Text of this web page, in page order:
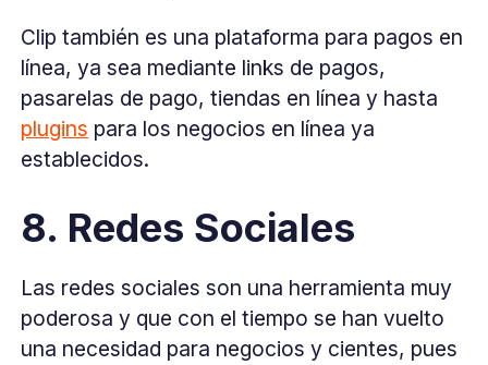
Clip también es una plataforma para pagos en
línea, ya sea mediante links de pagos,
pasarelas de pago, tiendas en línea y hasta
plugins para los negocios en línea ya
establecidos.
8. Redes Sociales
Las redes sociales son una herramienta muy
poderosa y que con el tiempo se han vuelto
una necesidad para negocios y cientes, pues